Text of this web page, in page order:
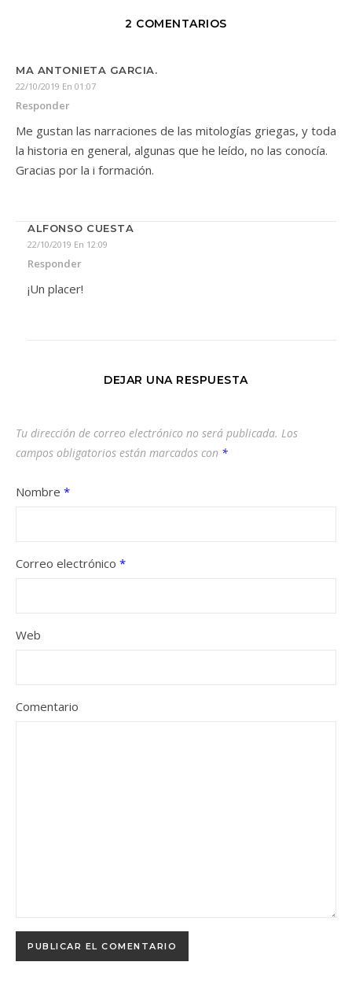
2 COMENTARIOS
MA ANTONIETA GARCIA.
22/10/2019 En 01:07
Responder
Me gustan las narraciones de las mitologías griegas, y toda
la historia en general, algunas que he leído, no las conocía.
Gracias por la i formación.
ALFONSO CUESTA
22/10/2019 En 12:09
Responder
¡Un placer!
DEJAR UNA RESPUESTA
Tu dirección de correo electrónico no será publicada. Los
campos obligatorios están marcados con *
Nombre *
Correo electrónico *
Web
Comentario